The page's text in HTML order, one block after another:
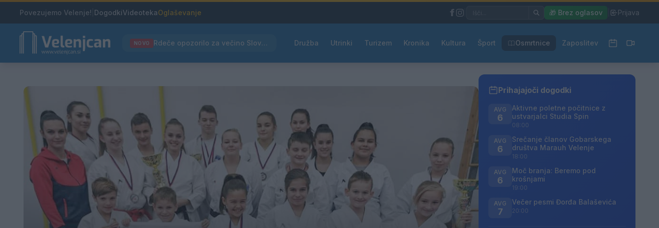
Povezujemo Velenje! DogodkiVideotekaOglaševanje 🎁 Brez oglasov Prijava
NOVO Rdeče opozorilo za večino Slovenije, temperature bodo segale do 39 °C Družba Utrinki Turizem Kronika Kultura Šport Osmrtnice Zaposlitev
Prihajajoči dogodki
AVG
6
Aktivne poletne počitnice z
ustvarjalci Studia Spin
08:00
AVG
6
Srečanje članov Gobarskega
društva Marauh Velenje
18:00
AVG
6
Moč branja: Beremo pod
krošnjami
19:00
AVG
7
Večer pesmi Đorđa Balaševića
20:00